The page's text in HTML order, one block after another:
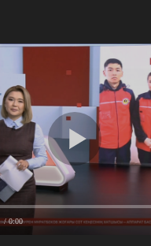
/ 0:00